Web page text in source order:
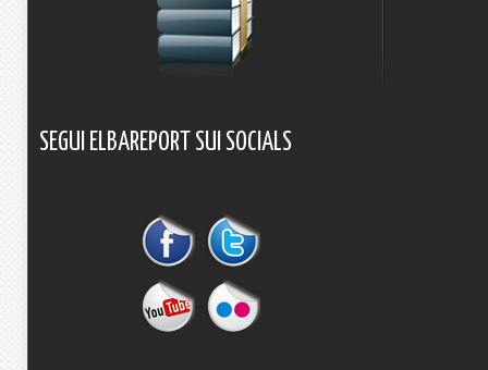
SEGUI ELBAREPORT SUI SOCIALS